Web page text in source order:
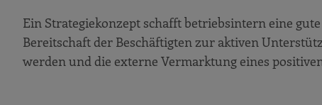
Ein Strategiekonzept schafft betriebsintern eine
Bereitschaft der Beschäftigten zur aktiven
werden und die externe Vermarktung eines